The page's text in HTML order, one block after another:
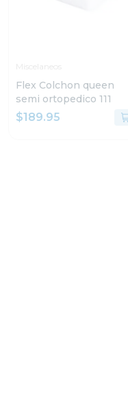
Miscelaneos
Flex Colchon queen
semi ortopedico 111
$189.95